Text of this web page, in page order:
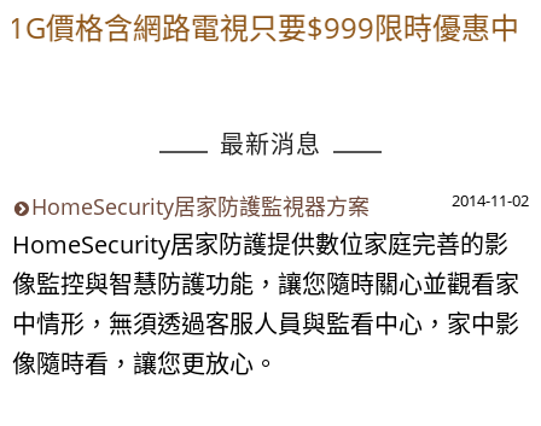
格含網路電視只要$999限時優惠中
最新消息
2014-11-02
HomeSecurity居家防護監視器方案
HomeSecurity居家防護提供數位家庭完善的影
像監控與智慧防護功能，讓您隨時關心並觀看家
中情形，無須透過客服人員與監看中心，家中影
像隨時看，讓您更放心。